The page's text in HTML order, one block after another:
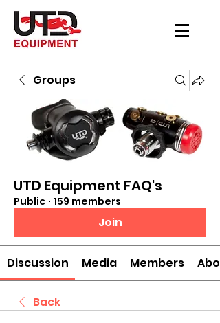
Groups
UTD Equipment FAQ's
Public · 159 members
Join
Discussion Media Members
Back